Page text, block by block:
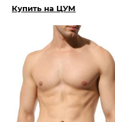
Купить на ЦУМ